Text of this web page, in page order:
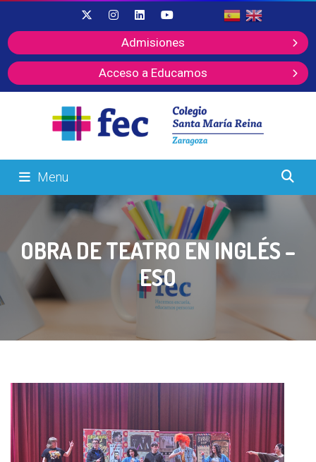
Admisiones
Acceso a Educamos
Menu
OBRA DE TEATRO EN INGLÉS –
ESO